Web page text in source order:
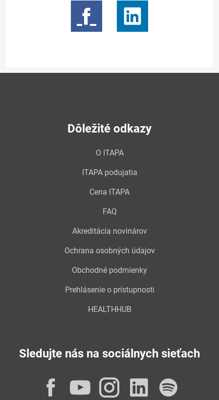
Dôležité odkazy
O ITAPA
ITAPA podujatia
Cena ITAPA
FAQ
Akreditácia novinárov
Ochrana osobných údajov
Obchodné podmienky
Prehlásenie o prístupnosti
HEALTHHUB
Sledujte nás na sociálnych sieťach
Facebook
YouTube
Instagram